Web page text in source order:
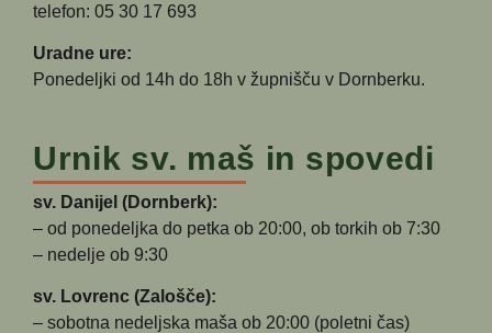
telefon: 05 30 17 693
Uradne ure:
Ponedeljki od 14h do 18h v župnišču v Dornberku.
Urnik sv. maš in spovedi
sv. Danijel (Dornberk):
– od ponedeljka do petka ob 20:00, ob torkih ob 7:30
– nedelje ob 9:30
sv. Lovrenc (Zalošče):
– sobotna nedeljska maša ob 20:00 (poletni čas)